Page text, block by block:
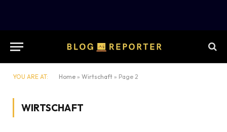
YOU ARE AT: Home » Wirtschaft » Page 2
WIRTSCHAFT